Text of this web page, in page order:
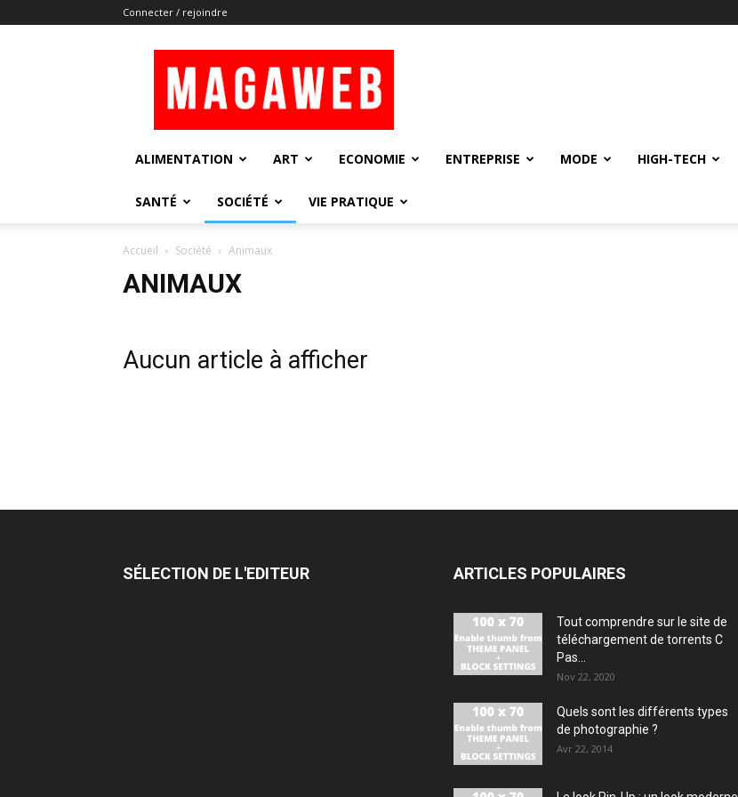
Connecter / rejoindre
ALIMENTATION ART ECONOMIE ENTREPRISE MODE HIGH-TECH
SANTÉ SOCIÉTÉ VIE PRATIQUE
Accueil Société Animaux
ANIMAUX
Aucun article à afficher
SÉLECTION DE L'EDITEUR ARTICLES POPULAIRES
Tout comprendre sur le site de
téléchargement de torrents C
Pas...
Nov 22, 2020
Quels sont les différents types
de photographie ?
Avr 22, 2014